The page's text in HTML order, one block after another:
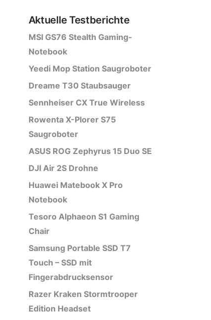
Aktuelle Testberichte
MSI GS76 Stealth Gaming-
Notebook
Yeedi Mop Station Saugroboter
Dreame T30 Staubsauger
Sennheiser CX True Wireless
Rowenta X-Plorer S75
Saugroboter
ASUS ROG Zephyrus 15 Duo SE
DJI Air 2S Drohne
Huawei Matebook X Pro
Notebook
Tesoro Alphaeon S1 Gaming
Chair
Samsung Portable SSD T7
Touch – SSD mit
Fingerabdrucksensor
Razer Kraken Stormtrooper
Edition Headset